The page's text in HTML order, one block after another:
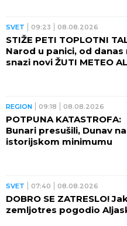
SVET 09:23 08.08.2026
STIŽE PETI TOPLOTNI
Narod u panici, od danas
snazi novi ŽUTI METEO
REGION 09:18 08.08.2026
POTPUNA KATASTROFA:
Bunari presušili, Dunav na
istorijskom minimumu
SVET 07:40 08.08.2026
DOBRO SE ZATRESLO!
zemljotres pogodio